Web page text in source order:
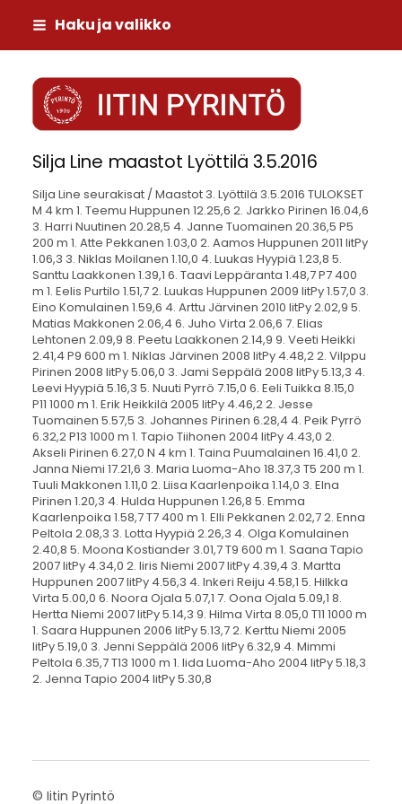
Siirry
sivun
sisältöön
Haku ja valikko
Iitin Pyrintö
Silja Line maastot Lyöttilä 3.5.2016
Silja Line seurakisat / Maastot 3. Lyöttilä 3.5.2016 TULOKSET
M 4 km 1. Teemu Huppunen 12.25,6 2. Jarkko Pirinen 16.04,6
3. Harri Nuutinen 20.28,5 4. Janne Tuomainen 20.36,5 P5
200 m 1. Atte Pekkanen 1.03,0 2. Aamos Huppunen 2011 IitPy
1.06,3 3. Niklas Moilanen 1.10,0 4. Luukas Hyypiä 1.23,8 5.
Santtu Laakkonen 1.39,1 6. Taavi Leppäranta 1.48,7 P7 400
m 1. Eelis Purtilo 1.51,7 2. Luukas Huppunen 2009 IitPy 1.57,0 3.
Eino Komulainen 1.59,6 4. Arttu Järvinen 2010 IitPy 2.02,9 5.
Matias Makkonen 2.06,4 6. Juho Virta 2.06,6 7. Elias
Lehtonen 2.09,9 8. Peetu Laakkonen 2.14,9 9. Veeti Heikki
2.41,4 P9 600 m 1. Niklas Järvinen 2008 IitPy 4.48,2 2. Vilppu
Pirinen 2008 IitPy 5.06,0 3. Jami Seppälä 2008 IitPy 5.13,3 4.
Leevi Hyypiä 5.16,3 5. Nuuti Pyrrö 7.15,0 6. Eeli Tuikka 8.15,0
P11 1000 m 1. Erik Heikkilä 2005 IitPy 4.46,2 2. Jesse
Tuomainen 5.57,5 3. Johannes Pirinen 6.28,4 4. Peik Pyrrö
6.32,2 P13 1000 m 1. Tapio Tiihonen 2004 IitPy 4.43,0 2.
Akseli Pirinen 6.27,0 N 4 km 1. Taina Puumalainen 16.41,0 2.
Janna Niemi 17.21,6 3. Maria Luoma-Aho 18.37,3 T5 200 m 1.
Tuuli Makkonen 1.11,0 2. Liisa Kaarlenpoika 1.14,0 3. Elna
Pirinen 1.20,3 4. Hulda Huppunen 1.26,8 5. Emma
Kaarlenpoika 1.58,7 T7 400 m 1. Elli Pekkanen 2.02,7 2. Enna
Peltola 2.08,3 3. Lotta Hyypiä 2.26,3 4. Olga Komulainen
2.40,8 5. Moona Kostiander 3.01,7 T9 600 m 1. Saana Tapio
2007 IitPy 4.34,0 2. Iiris Niemi 2007 IitPy 4.39,4 3. Martta
Huppunen 2007 IitPy 4.56,3 4. Inkeri Reiju 4.58,1 5. Hilkka
Virta 5.00,0 6. Noora Ojala 5.07,1 7. Oona Ojala 5.09,1 8.
Hertta Niemi 2007 IitPy 5.14,3 9. Hilma Virta 8.05,0 T11 1000 m
1. Saara Huppunen 2006 IitPy 5.13,7 2. Kerttu Niemi 2005
IitPy 5.19,0 3. Jenni Seppälä 2006 IitPy 6.32,9 4. Mimmi
Peltola 6.35,7 T13 1000 m 1. Iida Luoma-Aho 2004 IitPy 5.18,3
2. Jenna Tapio 2004 IitPy 5.30,8
© Iitin Pyrintö